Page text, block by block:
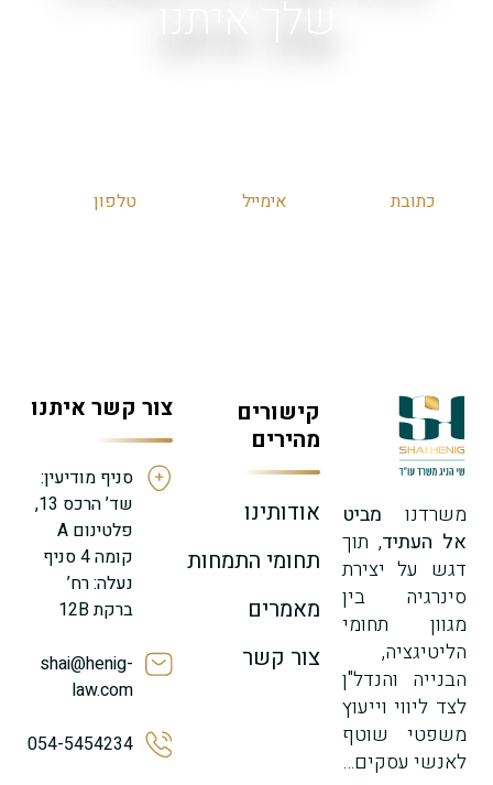
שלך איתנו
כתובת אימייל טלפון
משרדנו מביט
אל העתיד, תוך
דגש על יצירת
סינרגיה בין
מגוון תחומי
הליטיגציה,
הבנייה והנדל"ן
לצד ליווי וייעוץ
משפטי שוטף
לאנשי עסקים…
קישורים
מהירים
אודותינו
תחומי התמחות
מאמרים
צור קשר
צור קשר איתנו
סניף מודיעין:
שד’ הרכס 13,
פלטינום A
קומה 4 סניף
נעלה: רח’
ברקת 12B
shai@henig-
law.com
054-5454234